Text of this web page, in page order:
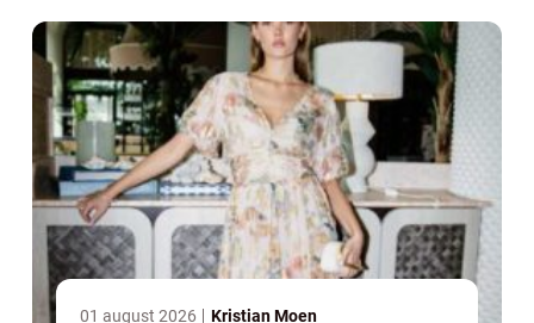
01 august 2026 Kristian Moen